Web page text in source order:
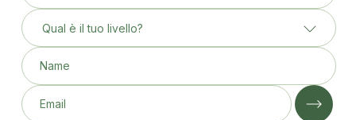
Qual è il tuo livello?
Name
Email